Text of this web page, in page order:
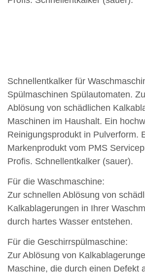
Schnellentkalker für
Spülmaschinen Spülautomaten.
Ablösung von schädlichen
Maschinen im Haushalt. Ein
Reinigungsprodukt in Pulverform.
Markenprodukt vom PMS
Profis. Schnellentkalker (sauer).
Für die Waschmaschine:
Zur schnellen Ablösung von
Kalkablagerungen in Ihrer
durch hartes Wasser entstehen.
Für die Geschirrspülmaschine:
Zur Ablösung von
Maschine, die durch einen Defekt